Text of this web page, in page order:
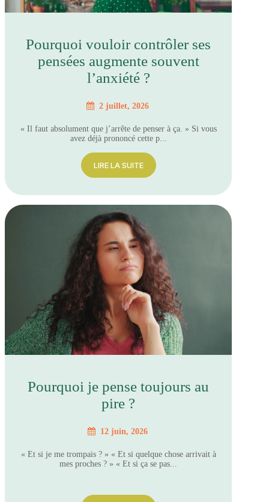
Pourquoi vouloir contrôler ses
pensées augmente souvent
l’anxiété ?
2 juillet, 2026
« Il faut absolument que j’arrête de penser à ça. » Si vous
avez déjà prononcé cette p...
LIRE LA SUITE
Pourquoi je pense toujours au
pire ?
12 juin, 2026
« Et si je me trompais ? » « Et si quelque chose arrivait à
mes proches ? » « Et si ça se pas...